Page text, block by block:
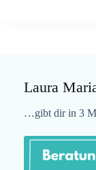
Laura
…gibt dir in 3